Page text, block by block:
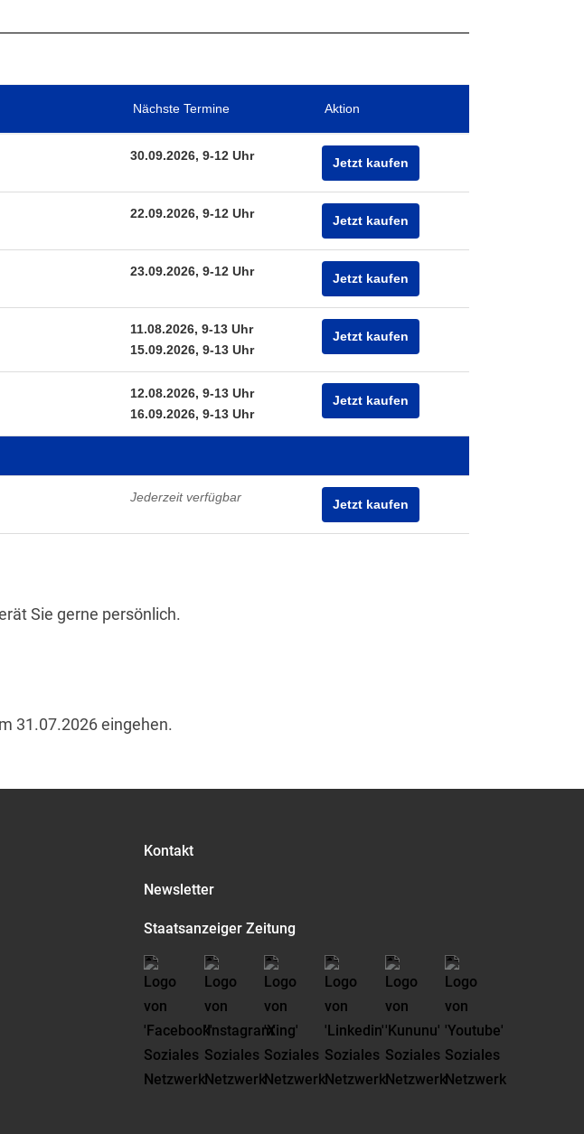
Nächste Termine Aktion
30.09.2026, 9-12 Uhr Jetzt kaufen
22.09.2026, 9-12 Uhr Jetzt kaufen
23.09.2026, 9-12 Uhr Jetzt kaufen
11.08.2026, 9-13 Uhr
15.09.2026, 9-13 Uhr
Jetzt kaufen
12.08.2026, 9-13 Uhr
16.09.2026, 9-13 Uhr
Jetzt kaufen
Jederzeit verfügbar Jetzt kaufen
Sie gerne persönlich.
31.07.2026 eingehen.
Kontakt
Newsletter
Staatsanzeiger Zeitung